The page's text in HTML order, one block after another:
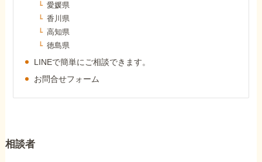
Q&A・相談事例
障害年金コラム
お知らせ
愛媛県
香川県
高知県
徳島県
LINEで簡単にご相談できます。
お問合せフォーム
相談者